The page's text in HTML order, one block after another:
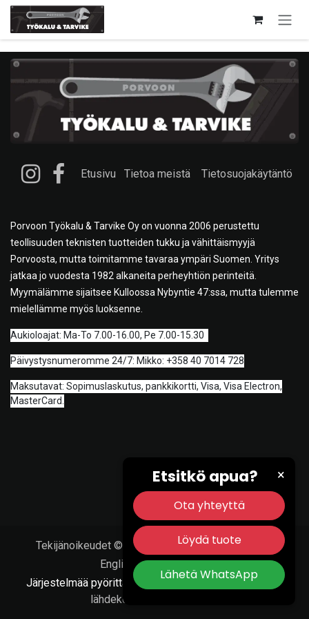
Siirry sisältöön
Etusivu Tietoa meistä Tietosuojakäytäntö
Porvoon Työkalu & Tarvike Oy on vuonna 2006 perustettu
teollisuuden teknisten tuotteiden tukku ja vähittäismyyjä
Porvoosta, mutta toimitamme tavaraa ympäri Suomen. Yritys
jatkaa jo vuodesta 1982 alkaneita perheyhtiön perinteitä.
Myymälämme sijaitsee Kulloossa Nybyntie 47:ssa, mutta tulemme
mielellämme myös luoksenne.
Aukioloajat: Ma-To 7.00-16.00, Pe 7.00-15.30
Päivystysnumeromme 24/7: Mikko: +358 40 7014 728
Maksutavat: Sopimuslaskutus, pankkikortti, Visa, Visa Electron,
MasterCard.
×
Etsitkö apua?
Ota yhteyttä
Löydä tuote
Lähetä WhatsApp
Tekijänoikeudet © Porvoon Työkalu & Tarvike Oy
English (US)
|
Suomi
Järjestelmää pyörittää
- Numero #1 Avoimen
lähdekoodin verkkokauppa